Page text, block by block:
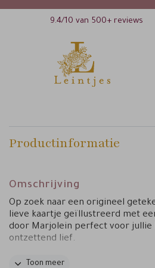
9.4/10 van 500+ reviews
Productinformatie
Omschrijving
Op zoek naar een origineel
lieve kaartje geïllustreerd met
door Marjolein perfect voor jullie
ontzettend lief.
Tips van Marjolein:
Toon meer